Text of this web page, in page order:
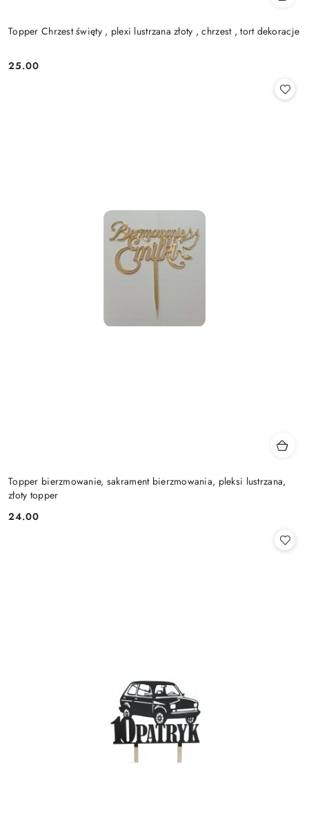
Topper Chrzest święty , plexi lustrzana złoty , chrzest , tort dekoracje
Cena:
25.00
Topper bierzmowanie, sakrament bierzmowania, pleksi lustrzana,
złoty topper
Cena:
24.00